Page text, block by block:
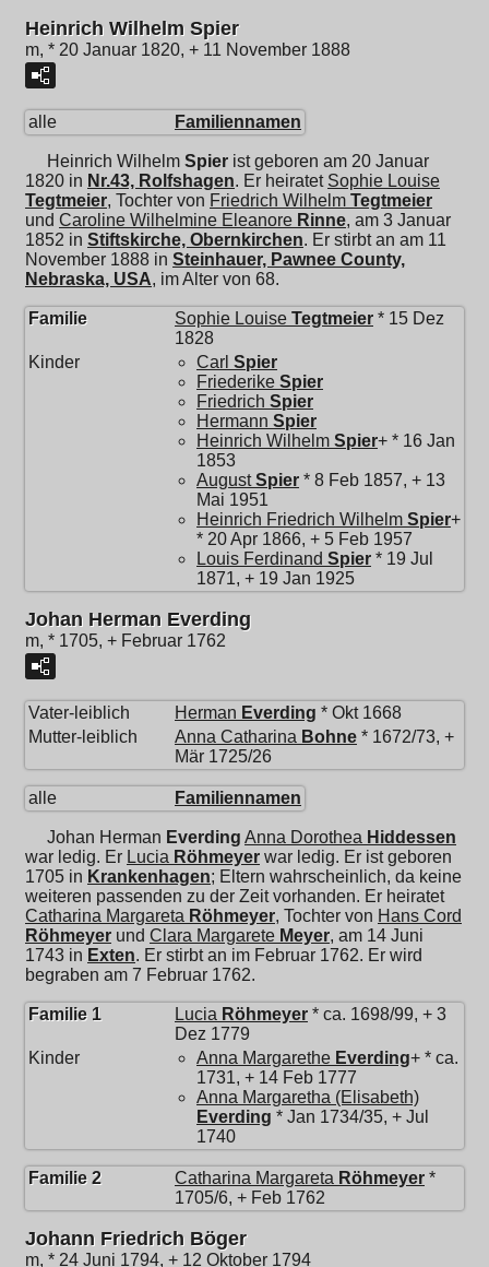
Heinrich Wilhelm Spier
m, * 20 Januar 1820, + 11 November 1888
alle Familiennamen
Heinrich Wilhelm Spier ist geboren am 20 Januar
1820 in Nr.43, Rolfshagen. Er heiratet Sophie Louise
Tegtmeier, Tochter von Friedrich Wilhelm Tegtmeier
und Caroline Wilhelmine Eleanore Rinne, am 3 Januar
1852 in Stiftskirche, Obernkirchen. Er stirbt an am 11
November 1888 in Steinhauer, Pawnee County,
Nebraska, USA, im Alter von 68.
Familie Sophie Louise Tegtmeier * 15 Dez
1828
Kinder
Carl Spier
Friederike Spier
Friedrich Spier
Hermann Spier
Heinrich Wilhelm Spier+ * 16 Jan
1853
August Spier * 8 Feb 1857, + 13
Mai 1951
Heinrich Friedrich Wilhelm Spier+
* 20 Apr 1866, + 5 Feb 1957
Louis Ferdinand Spier * 19 Jul
1871, + 19 Jan 1925
Johan Herman Everding
m, * 1705, + Februar 1762
Vater-leiblich Herman Everding * Okt 1668
Mutter-leiblich
Anna Catharina Bohne * 1672/73, +
Mär 1725/26
alle Familiennamen
Johan Herman Everding Anna Dorothea Hiddessen
war ledig. Er Lucia Röhmeyer war ledig. Er ist geboren
1705 in Krankenhagen; Eltern wahrscheinlich, da keine
weiteren passenden zu der Zeit vorhanden. Er heiratet
Catharina Margareta Röhmeyer, Tochter von Hans Cord
Röhmeyer und Clara Margarete Meyer, am 14 Juni
1743 in Exten. Er stirbt an im Februar 1762. Er wird
begraben am 7 Februar 1762.
Familie 1 Lucia Röhmeyer * ca. 1698/99, + 3
Dez 1779
Kinder
Anna Margarethe Everding+ * ca.
1731, + 14 Feb 1777
Anna Margaretha (Elisabeth)
Everding * Jan 1734/35, + Jul
1740
Familie 2 Catharina Margareta Röhmeyer *
1705/6, + Feb 1762
Johann Friedrich Böger
m, * 24 Juni 1794, + 12 Oktober 1794